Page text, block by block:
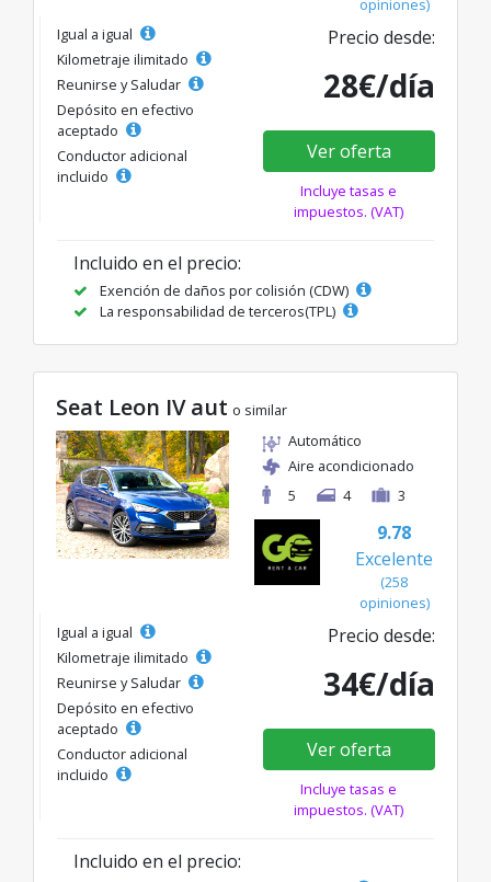
opiniones)
Igual a igual
Kilometraje ilimitado
Reunirse y Saludar
Depósito en efectivo
aceptado
Conductor adicional
incluido
Precio desde:
28€/día
Ver oferta
Incluye tasas e
impuestos. (VAT)
Incluido en el precio:
Exención de daños por colisión (CDW)
La responsabilidad de terceros(TPL)
Seat Leon IV aut o similar
Automático
Aire acondicionado
5
4 3
9.78
Excelente
(258
opiniones)
Igual a igual
Kilometraje ilimitado
Reunirse y Saludar
Depósito en efectivo
aceptado
Conductor adicional
incluido
Precio desde:
34€/día
Ver oferta
Incluye tasas e
impuestos. (VAT)
Incluido en el precio: